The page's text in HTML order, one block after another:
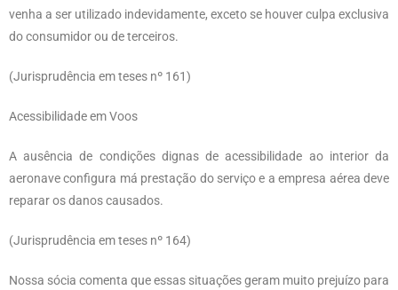
venha a ser utilizado indevidamente, exceto se houver culpa exclusiva
do consumidor ou de terceiros.
(Jurisprudência em teses nº 161)
Acessibilidade em Voos
A ausência de condições dignas de acessibilidade ao interior da
aeronave configura má prestação do serviço e a empresa aérea deve
reparar os danos causados.
(Jurisprudência em teses nº 164)
Nossa sócia comenta que essas situações geram muito prejuízo para